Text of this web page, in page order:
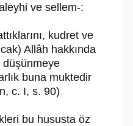
ve sellem-:
kudret ve
Allâh hakkında
düşünmeye
buna muktedir
c. I, s. 90)
bu hususta öz